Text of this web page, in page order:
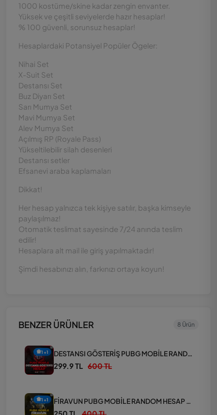
1000 kostüme/skine kadar zengin envanter.
Yüksek ve çeşitli seviyelerde hazır hesaplar!
% 100 güvenli, sorunsuz hesaplar!
Hesaplardaki Potansiyel Popüler Ögeler:
Nihai Set
X-Suit Set
Destansı Set
Buz Diyarı Set
Sarı Mumya Set
Mavi Mumya Set
Alev Mumya Set
Açılmış RP (Royale Pass)
Yükseltilebilir silah desenleri
Destansı setler
Efsanevi araba kaplamaları
Dikkat!
Her hesap yalnızca tek kişiye satılır, başka kimseyle
paylaşılmaz!
Otomatik teslimat sayesinde 7/24 anında teslim
edilir!
Hesaplara alt mail ile giriş yapılmaktadır!
Şimdi hesabınızı alın, farkınızı ortaya koyun!
BENZER ÜRÜNLER 8 Ürün
1+1 DESTANSI GÖSTERİŞ PUBG MOBİLE RANDOM HESAP PAKETİ
299.9 TL 600 TL
1+1 FİRAVUN PUBG MOBİLE RANDOM HESAP PAKETİ